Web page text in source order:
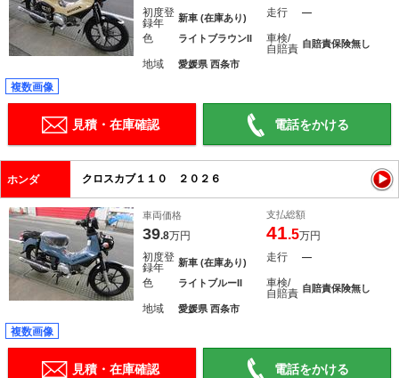
初度登
録年
新車 (在庫あり) 走行 ―
色 ライトブラウンII
車検/
自賠責 自賠責保険無し
地域 愛媛県 西条市
複数画像
見積・在庫確認 電話をかける
ホンダ クロスカブ１１０ ２０２６
車両価格
39.8万円
支払総額
41.5万円
初度登
録年
新車 (在庫あり) 走行 ―
色 ライトブルーII
車検/
自賠責 自賠責保険無し
地域 愛媛県 西条市
複数画像
見積・在庫確認 電話をかける